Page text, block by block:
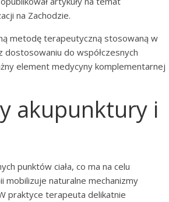
na Zachodzie.
metodę terapeutyczną stosowaną w
dostosowaniu do współczesnych
element medycyny komplementarnej
akupunktury i
punktów ciała, co ma na celu
mobilizuje naturalne mechanizmy
praktyce terapeuta delikatnie